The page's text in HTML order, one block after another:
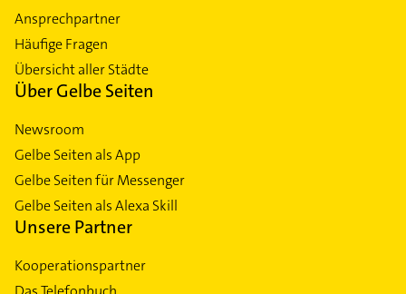
Ansprechpartner
Häufige Fragen
Übersicht aller Städte
Über Gelbe Seiten
Newsroom
Gelbe Seiten als App
Gelbe Seiten für Messenger
Gelbe Seiten als Alexa Skill
Unsere Partner
Kooperationspartner